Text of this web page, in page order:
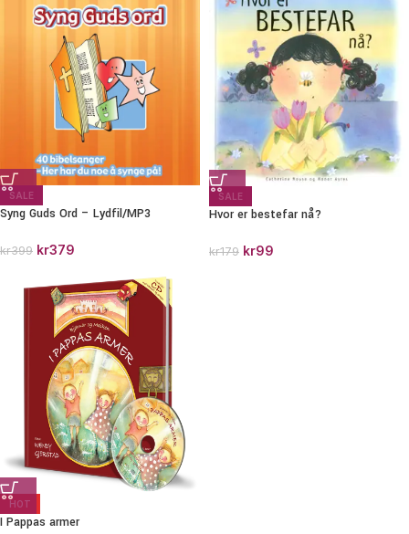
SALE
Syng Guds Ord – Lydfil/MP3
kr399 kr379
SALE
Hvor er bestefar nå?
kr179 kr99
HOT
I Pappas armer